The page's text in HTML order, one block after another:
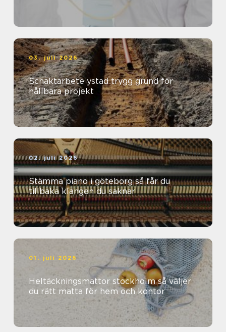
03. juli 2026
Schaktarbete ystad trygg grund för
hållbara projekt
02. juli 2026
Stämma piano i göteborg så får du
tillbaka klangen du saknar
01. juli 2026
Heltäckningsmattor stockholm så väljer
du rätt matta för hem och kontor